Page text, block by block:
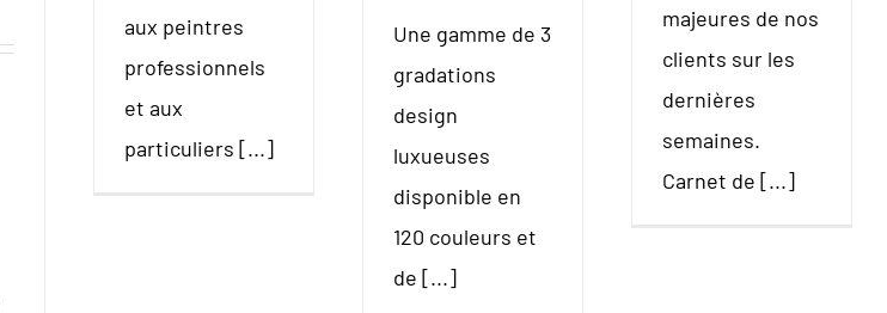
aux peintres
professionnels
et aux
particuliers [...]
Une gamme de 3
gradations
design
luxueuses
disponible en
120 couleurs et
de [...]
majeures de nos
clients sur les
dernières
semaines.
Carnet de [...]